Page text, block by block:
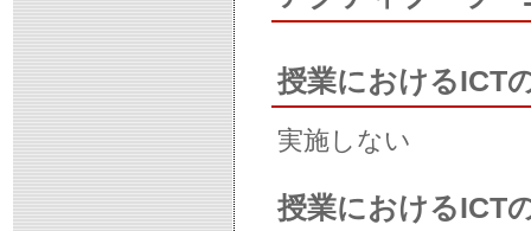
授業におけるICT
実施しない
授業におけるICT